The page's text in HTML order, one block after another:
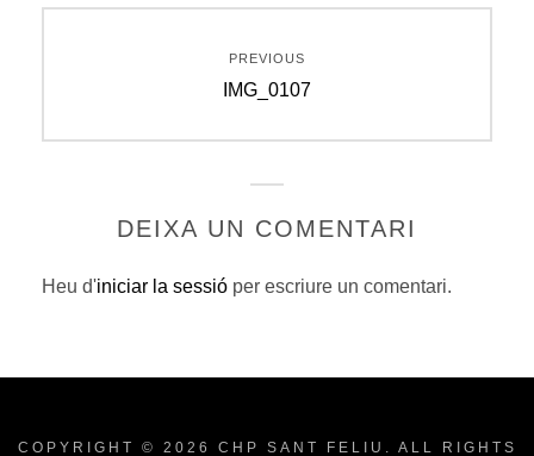
PREVIOUS
Previous
IMG_0107
DEIXA UN COMENTARI
Heu d'iniciar la sessió per escriure un comentari.
COPYRIGHT © 2026 CHP SANT FELIU . ALL RIGHTS